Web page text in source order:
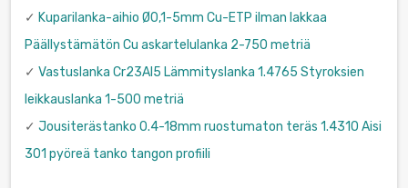
✓ Kuparilanka-aihio Ø0,1-5mm Cu-ETP ilman lakkaa
Päällystämätön Cu askartelulanka 2-750 metriä
✓ Vastuslanka Cr23Al5 Lämmityslanka 1.4765 Styroksien
leikkauslanka 1-500 metriä
✓ Jousiterästanko 0.4-18mm ruostumaton teräs 1.4310 Aisi
301 pyöreä tanko tangon profiili